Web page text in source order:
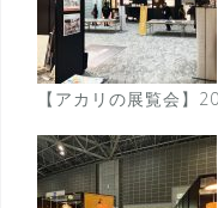
【アカリの展覧会】